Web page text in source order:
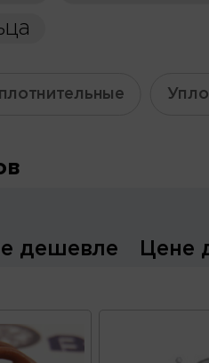
дешевле Цене